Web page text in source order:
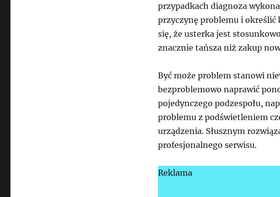
przypadkach diagnoza
przyczynę problemu i
się, że usterka jest
znacznie tańsza niż zakup
Być może problem stanowi
bezproblemowo naprawić
pojedynczego podzespołu,
problemu z podświetleniem
urządzenia. Słusznym
profesjonalnego serwisu.
Reklama